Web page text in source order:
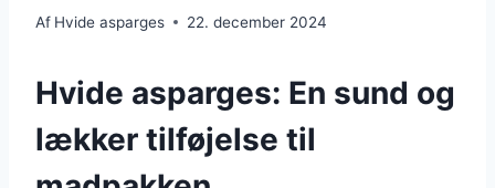
Af Hvide asparges 22. december 2024
Hvide asparges: En sund og
lækker tilføjelse til